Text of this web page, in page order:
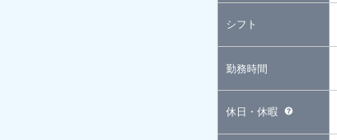
シフト
勤務時間
休日・休暇